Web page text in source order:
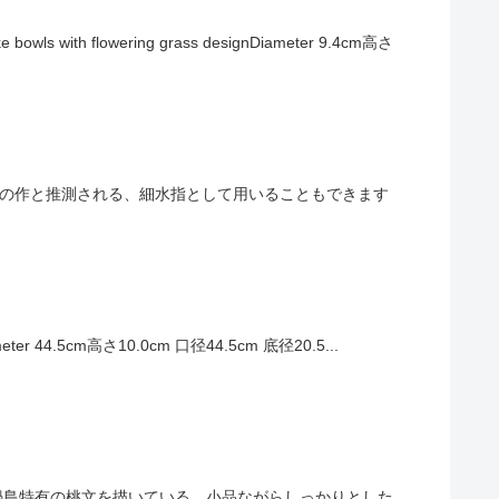
bowls with flowering grass designDiameter 9.4cm高さ
と推測される、細水指として用いることもできます
44.5cm高さ10.0cm 口径44.5cm 底径20.5...